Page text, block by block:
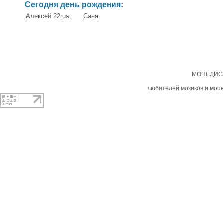
Сегодня день рождения:
Алексей 22rus, Саня
любителей мокиков и